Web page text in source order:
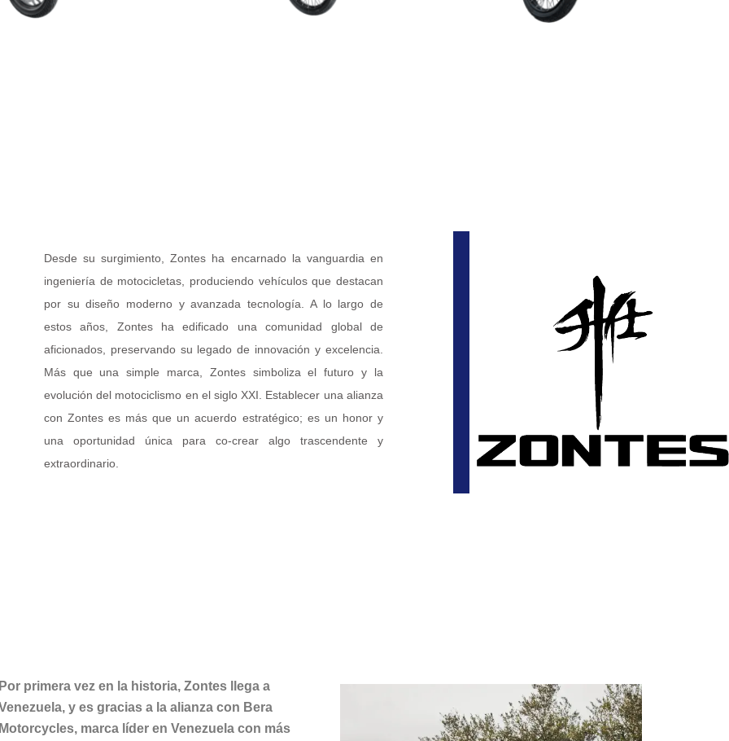
Desde su surgimiento, Zontes ha encarnado la vanguardia en
ingeniería de motocicletas, produciendo vehículos que destacan
por su diseño moderno y avanzada tecnología. A lo largo de
estos años, Zontes ha edificado una comunidad global de
aficionados, preservando su legado de innovación y excelencia.
Más que una simple marca, Zontes simboliza el futuro y la
evolución del motociclismo en el siglo XXI. Establecer una alianza
con Zontes es más que un acuerdo estratégico; es un honor y
una oportunidad única para co-crear algo trascendente y
extraordinario.
primera vez en la historia, Zontes llega a
y es gracias a la alianza con Bera
marca líder en Venezuela con más